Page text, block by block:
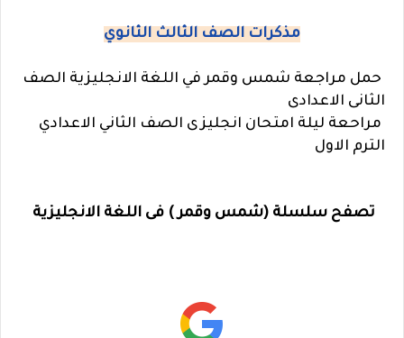
مذكرات الصف الثالث الثانوي
حمل مراجعة شمس وقمر في اللغة الانجليزية الصف
الثانى الاعدادى
مراحعة ليلة امتحان انجليزى الصف الثاني الاعدادي
الترم الاول
تصفح سلسلة (شمس وقمر ) فى اللغة الانجليزية